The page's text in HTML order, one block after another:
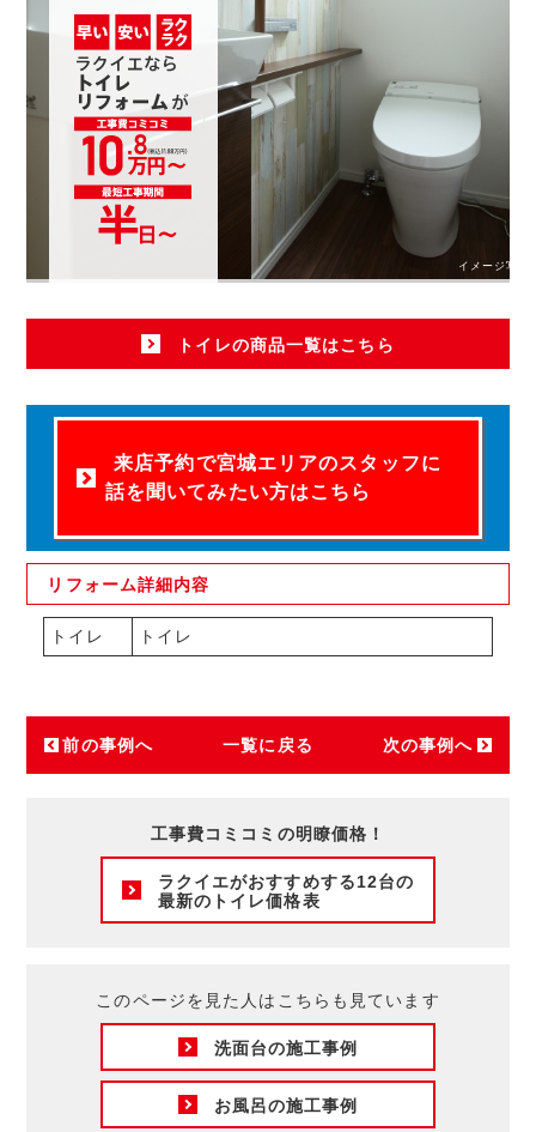
イメージ写真
トイレの商品一覧はこちら
来店予約で宮城エリアのスタッフに
話を聞いてみたい方はこちら
リフォーム詳細内容
トイレ トイレ
前の事例へ 一覧に戻る 次の事例へ
工事費コミコミの明瞭価格！
ラクイエがおすすめする12台の
最新のトイレ価格表
このページを見た人はこちらも見ています
洗面台の施工事例
お風呂の施工事例